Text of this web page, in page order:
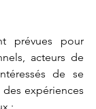
prévues pour
acteurs de
de se
expériences